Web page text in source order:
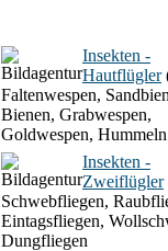
Insekten -
Hautflügler
Faltenwespen,
Bienen, Grabwespen,
Goldwespen, Hummeln
Insekten -
Zweiflügler
Schwebfliegen,
Eintagsfliegen,
Dungfliegen